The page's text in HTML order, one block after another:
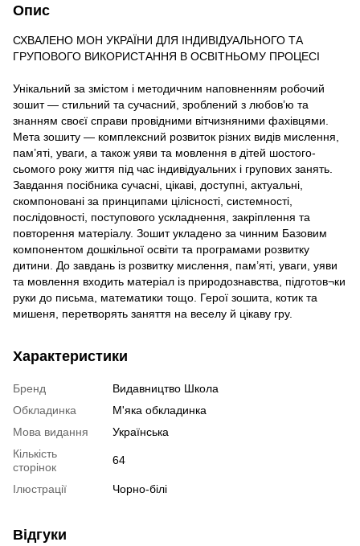
Опис
СХВАЛЕНО МОН УКРАЇНИ ДЛЯ ІНДИВІДУАЛЬНОГО ТА
ГРУПОВОГО ВИКОРИСТАННЯ В ОСВІТНЬОМУ ПРОЦЕСІ
Унікальний за змістом і методичним наповненням робочий
зошит — стильний та сучасний, зроблений з любов’ю та
знанням своєї справи провідними вітчизняними фахівцями.
Мета зошиту — комплексний розвиток різних видів мислення,
пам’яті, уваги, а також уяви та мовлення в дітей шостого-
сьомого року життя під час індивідуальних і групових занять.
Завдання посібника сучасні, цікаві, доступні, актуальні,
скомпоновані за принципами цілісності, системності,
послідовності, поступового ускладнення, закріплення та
повторення матеріалу. Зошит укладено за чинним Базовим
компонентом дошкільної освіти та програмами розвитку
дитини. До завдань із розвитку мислення, пам’яті, уваги, уяви
та мовлення входить матеріал із природознавства, підготов¬ки
руки до письма, математики тощо. Герої зошита, котик та
мишеня, перетворять заняття на веселу й цікаву гру.
Характеристики
Бренд
Видавництво Школа
Обкладинка
М'яка обкладинка
Мова видання
Українська
Кількість
сторінок
64
Ілюстрації Чорно-білі
Відгуки